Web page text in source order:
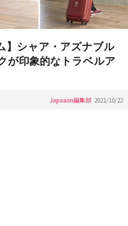
】シャア・アズナブル
が印象的なトラベルア
Japaaan編集部 2021/10/22